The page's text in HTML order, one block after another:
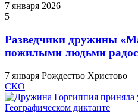
7 января 2026
5
Разведчики дружины
пожилыми людьми
7 января Рождество Христово
СКО